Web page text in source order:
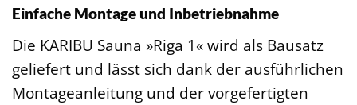
Einfache Montage und Inbetriebnahme
Die KARIBU Sauna »Riga 1« wird als Bausatz
geliefert und lässt sich dank der ausführlichen
Montageanleitung und der vorgefertigten